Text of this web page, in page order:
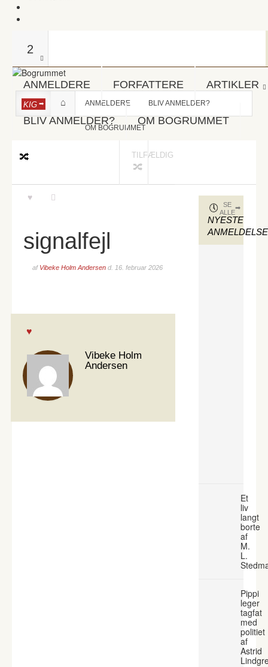
2
ANMELDERE FORFATTERE ARTIKLER
BLIV ANMELDER? OM BOGRUMMET
KIG ANMELDERE BLIV ANMELDER?
OM BOGRUMMET
TILFÆLDIG
signalfejl
af Vibeke Holm Andersen d. 16. februar 2026
Vibeke Holm
Andersen
NYESTE
SE
ALLE
Et
liv
langt
borte
af
M.
L.
Pippi
leger
tagfat
med
politiet
af
Astrid